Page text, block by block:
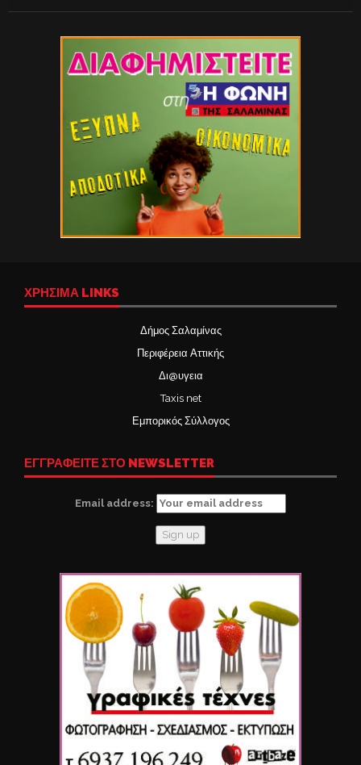
ΧΡΉΣΙΜΑ LINKS
Δήμος Σαλαμίνας
Περιφέρεια Αττικής
Δι@υγεια
Taxis net
Εμπορικός Σύλλογος
ΕΓΓΡΑΦΕΙΤΕ ΣΤΟ NEWSLETTER
Email address: